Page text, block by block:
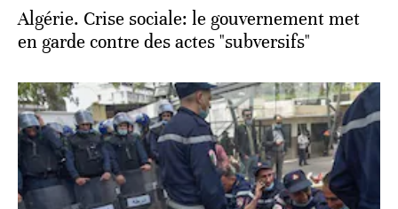
Algérie. Crise sociale: le gouvernement met
en garde contre des actes "subversifs"